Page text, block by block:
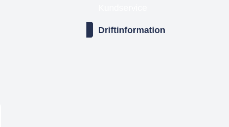
Driftinformation